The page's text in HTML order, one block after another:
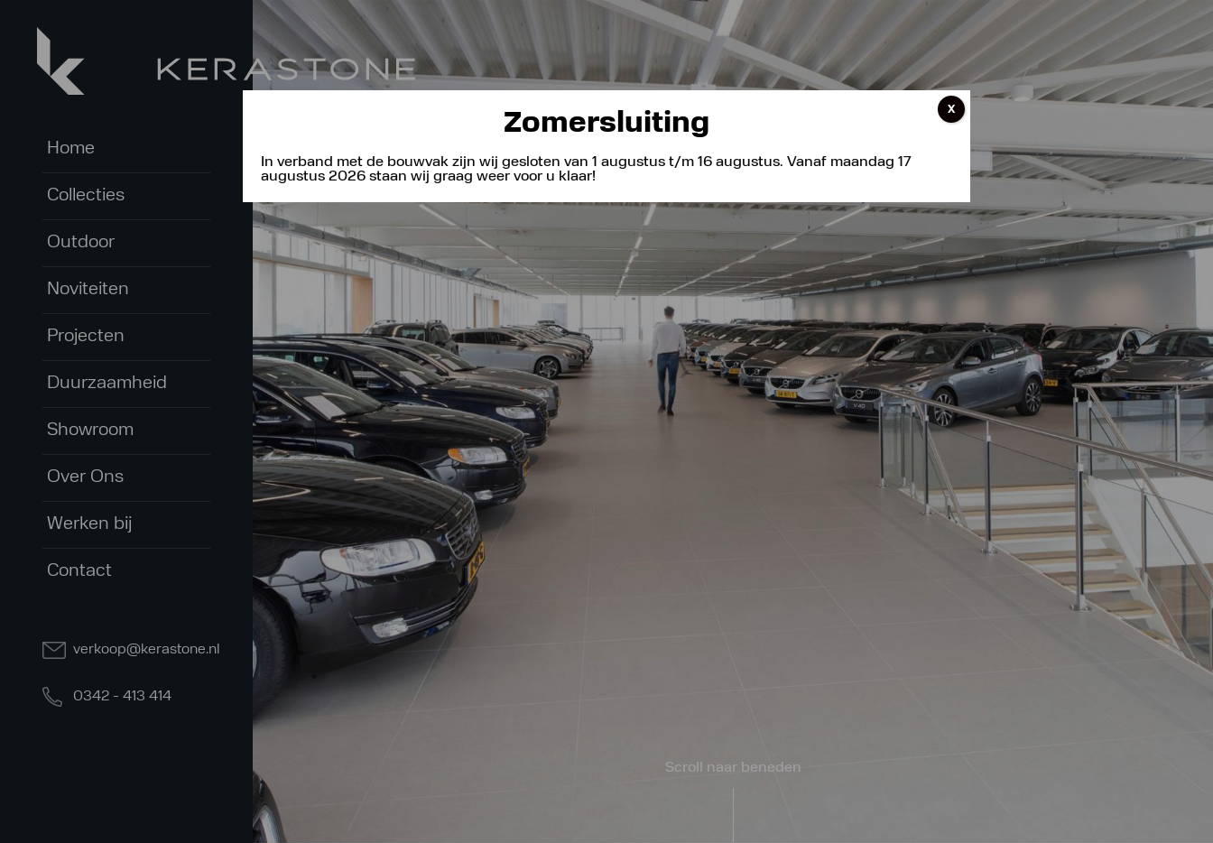
Home
Collecties
Outdoor
Noviteiten
Projecten
Duurzaamheid
Showroom
Over Ons
Werken bij
Contact
verkoop@kerastone.nl
0342 - 413 414
Scroll naar beneden
Zomersluiting
In verband met de bouwvak zijn wij gesloten van 1 augustus t/m 16 augustus. Vanaf maandag 17
augustus 2026 staan wij graag weer voor u klaar!
X